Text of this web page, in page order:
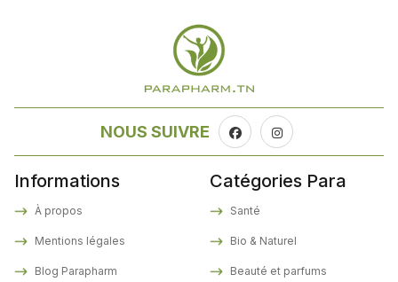
NOUS SUIVRE
Informations
À propos
Mentions légales
Blog Parapharm
Catégories Para
Santé
Bio & Naturel
Beauté et parfums